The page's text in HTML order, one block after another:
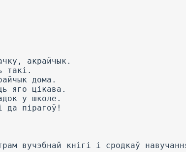
акрайчык.
такі.
дома.
яго цікава.
у школе.
да пірагоў!
вучэбнай кнігі і сродкаў